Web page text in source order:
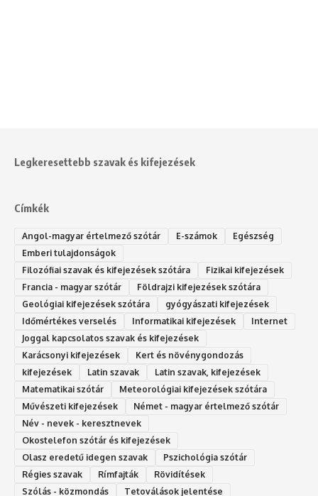
Legkeresettebb szavak és kifejezések
Címkék
Angol-magyar értelmező szótár E-számok
Egészség
Emberi tulajdonságok
Filozófiai szavak és kifejezések szótára
Fizikai kifejezések
Francia - magyar szótár
Földrajzi kifejezések szótára
Geológiai kifejezések szótára
gyógyászati kifejezések
Időmértékes verselés
Informatikai kifejezések
Internet
Joggal kapcsolatos szavak és kifejezések
Karácsonyi kifejezések
Kert és növénygondozás
kifejezések
Latin szavak
Latin szavak, kifejezések
Matematikai szótár
Meteorológiai kifejezések szótára
Művészeti kifejezések
Német - magyar értelmező szótár
Név - nevek - keresztnevek
Okostelefon szótár és kifejezések
Olasz eredetű idegen szavak
Ps‮gólohciz‬ia s‮átóz‬r
Régies szavak
Rímfajták
Rövidítések
Szólás - közmondás
Tetoválások jelentése